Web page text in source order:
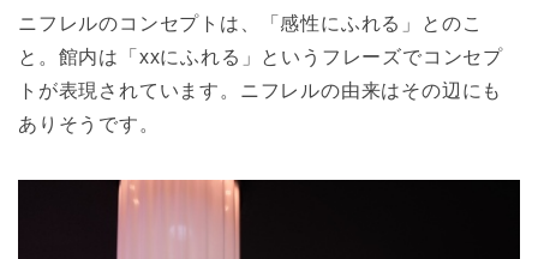
ニフレルのコンセプトは、「感性にふれる」とのこ
と。館内は「xxにふれる」というフレーズでコンセプ
トが表現されています。ニフレルの由来はその辺にも
ありそうです。